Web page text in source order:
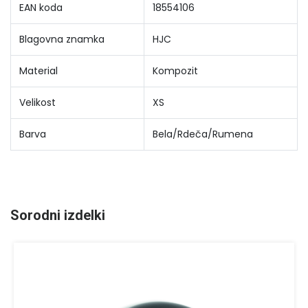
EAN koda 18554106
Blagovna znamka HJC
Material Kompozit
Velikost XS
Barva Bela/Rdeča/Rumena
Sorodni izdelki